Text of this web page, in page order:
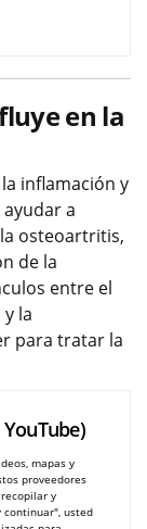
en la
inflamación y
a
osteoartritis,
de la
entre el
la
para tratar la
mapas y
proveedores
y
continuar", usted